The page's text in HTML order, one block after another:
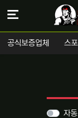
공식보증업체 스
자